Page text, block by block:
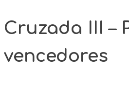
Cruzada III –
vencedores